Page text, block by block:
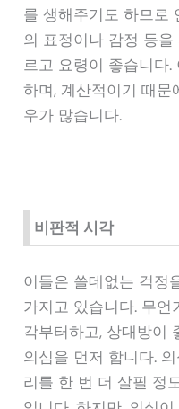
를 생해주기도 하므로
의 표정이나 감정 등
르고 요령이 좋습니다
하며, 계산적이기 때문
우가 많습니다.
비판적 시각
이들은 쓸데없는 걱정
가지고 있습니다. 무
각부터하고, 상대방이
의심을 먼저 합니다.
리를 한 번 더 살필 정